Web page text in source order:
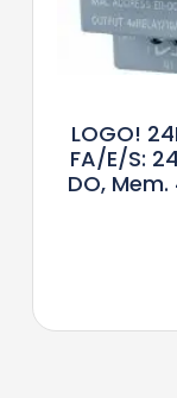
LOGO!
FA/E/S:
DO,